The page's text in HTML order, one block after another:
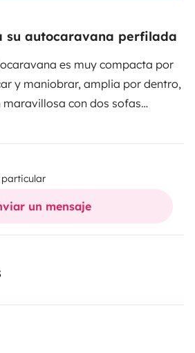
su autocaravana perfilada
es muy compacta por
y maniobrar, amplia por dentro,
con dos sofas
nevera grande, congelador y
en el techo y cambio de
Lo que más nos interesa es que
una buena experiencia, porque
muchísimo. Te acompañamos
😉.
un mensaje